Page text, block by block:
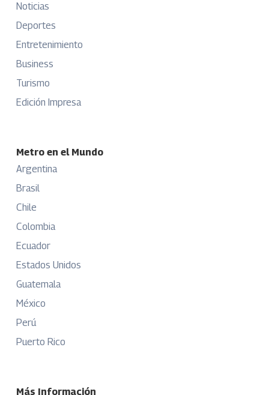
Noticias
Deportes
Entretenimiento
Business
Turismo
Edición Impresa
Metro en el Mundo
Argentina
Brasil
Chile
Colombia
Ecuador
Estados Unidos
Guatemala
México
Perú
Puerto Rico
Más Información